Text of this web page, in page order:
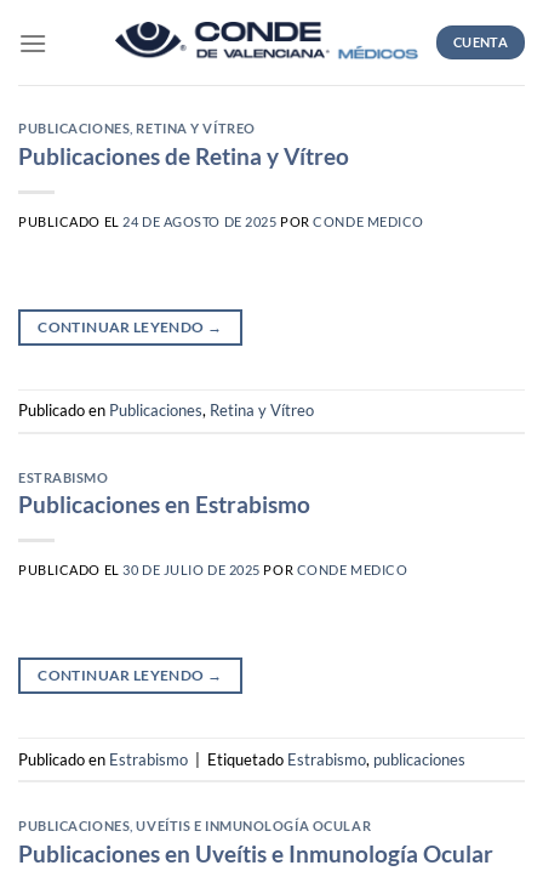
CUENTA
PUBLICACIONES RETINA Y VÍTREO
Publicaciones de Retina y Vítreo
PUBLICADO EL 24 DE AGOSTO DE 2025 PORCONDE MEDICO
CONTINUAR LEYENDO →
Publicado en Publicaciones, Retina y Vítreo
ESTRABISMO
Publicaciones en Estrabismo
PUBLICADO EL30 DE JULIO DE 2025 POR CONDE MEDICO
CONTINUAR LEYENDO →
Publicado en Estrabismo Etiquetado Estrabismo, publicaciones
PUBLICACIONES ,UVEÍTIS E INMUNOLOGÍA OCULAR
Publicaciones en Uveítis e Inmunología Ocular